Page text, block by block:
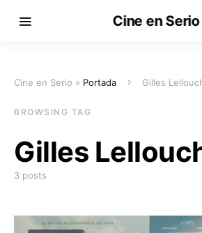
Cine en Serio
Cine en Serio » Portada Gilles
BROWSING TAG
Gilles
3 posts